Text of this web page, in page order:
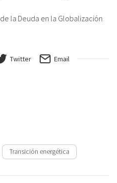
la Deuda en la Globalización
Twitter Email
Transición energética